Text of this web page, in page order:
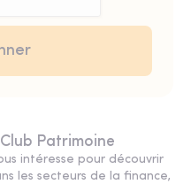
Patrimoine
intéresse pour découvrir
les secteurs de la finance,